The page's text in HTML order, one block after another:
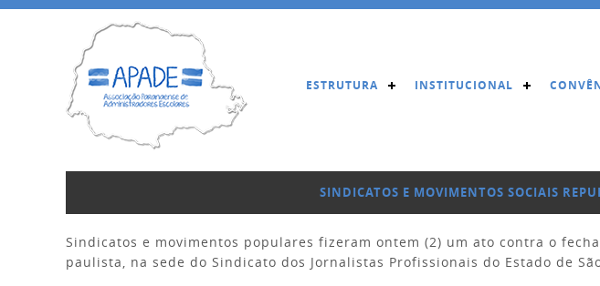
ESTRUTURA INSTITUCIONAL
SINDICATOS E MOVIMENTOS SOCIAIS
Sindicatos e movimentos populares fizeram ontem (2) um ato contra o
paulista, na sede do Sindicato dos Jornalistas Profissionais do Estado de